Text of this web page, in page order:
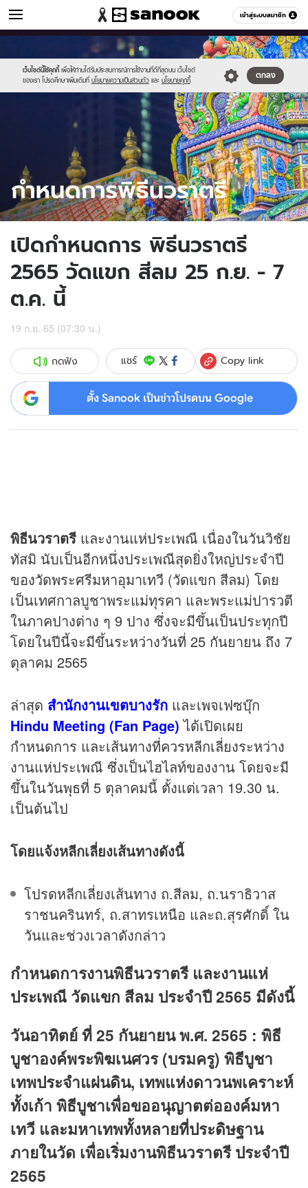
เข้าสู่ระบบสมาชิก
ดูดวง หมวดอื่นๆ
เว็บไซต์นี้ใช้คุกกี้ เพื่อให้ท่านได้รับประสบการณ์การใช้งานที่ดีที่สุดบน เว็บไซต์
ของเรา โปรดศึกษาเพิ่มเติมที่ นโยบายความเป็นส่วนตัว และ นโยบายคุกกี้
ตกลง
//s.isanook.com/sr/0/images/logo-
new-
sanook.png
//s.isanook.com/ho/0/ud/47/237049/sanook_thumbnail_1200x720-
2.jpg
เปิดกำหนดการ พิธีนวราตรี
2565 วัดแขก สีลม 25 ก.ย. - 7
ต.ค. นี้
19 ก.ย. 65 (07:30 น.)
กดฟัง แชร์ Copy link
ตั้ง Sanook เป็นข่าวโปรดบน Google
พิธีนวราตรี และงานแห่ประเพณี เนื่องในวันวิชัย
ทัสมิ นับเป็นอีกหนึ่งประเพณีสุดยิ่งใหญ่ประจำปี
ของวัดพระศรีมหาอุมาเทวี (วัดแขก สีลม) โดย
เป็นเทศกาลบูชาพระแม่ทุรคา และพระแม่ปารวตี
ในภาคปางต่าง ๆ 9 ปาง ซึ่งจะมีขึ้นเป็นประทุกปี
โดยในปีนี้จะมีขึ้นระหว่างวันที่ 25 กันยายน ถึง 7
ตุลาคม 2565
ล่าสุด สำนักงานเขตบางรัก และเพจเฟซบุ๊ก
Hindu Meeting (Fan Page)ได้เปิดเผย
กำหนดการ และเส้นทางที่ควรหลีกเลี่ยงระหว่าง
งานแห่ประเพณี ซึ่งเป็นไฮไลท์ของงาน โดยจะมี
ขึ้นในวันพุธที่ 5 ตุลาคมนี้ ตั้งแต่เวลา 19.30 น.
เป็นต้นไป
โดยแจ้งหลีกเลี่ยงเส้นทางดังนี้
โปรดหลีกเลี่ยงเส้นทาง ถ.สีลม, ถ.นราธิวาส
ราชนครินทร์, ถ.สาทรเหนือ และถ.สุรศักดิ์ ใน
วันและช่วงเวลาดังกล่าว
กำหนดการงานพิธีนวราตรี และงานแห่
ประเพณี วัดแขก สีลม ประจำปี 2565 มีดังนี้
วันอาทิตย์ ที่ 25 กันยายน พ.ศ. 2565 : พิธี
บูชาองค์พระพิฆเนศวร (บรมครู) พิธีบูชา
เทพประจำแผ่นดิน, เทพแห่งดาวนพเคราะห์
ทั้งเก้า พิธีบูชาเพื่อขออนุญาตต่อองค์มหา
เทวี และมหาเทพทั้งหลายที่ประดิษฐาน
ภายในวัด เพื่อเริ่มงานพิธีนวราตรี ประจำปี
2565